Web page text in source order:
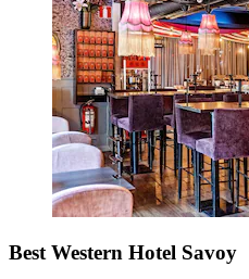
Best Western Hotel Savoy